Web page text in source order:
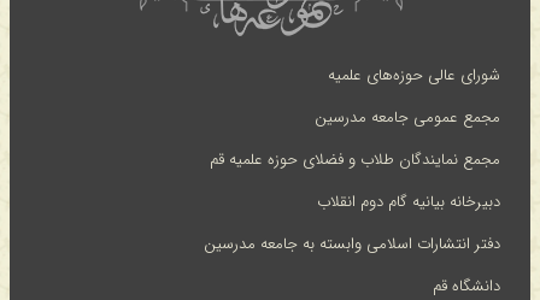
شورای عالی حوزه‌های علمیه
مجمع عمومی جامعه مدرسین
مجمع نمایندگان طلاب و فضلای حوزه علمیه قم
دبیرخانه بیانیه گام دوم انقلاب
دفتر انتشارات اسلامی وابسته به جامعه مدرسین
دانشگاه قم